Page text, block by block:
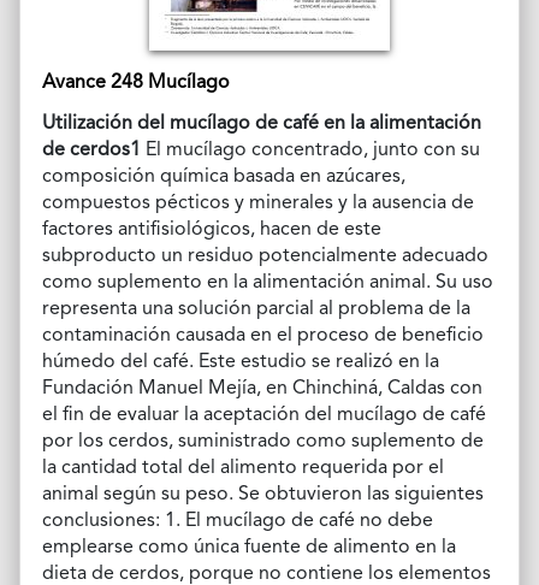
Avance 248 Mucílago
Utilización del mucílago de café en la alimentación
de cerdos1
El mucílago concentrado, junto con su
composición química basada en azúcares,
compuestos pécticos y minerales y la ausencia de
factores antifisiológicos, hacen de este
subproducto un residuo potencialmente adecuado
como suplemento en la alimentación animal. Su uso
representa una solución parcial al problema de la
contaminación causada en el proceso de beneficio
húmedo del café. Este estudio se realizó en la
Fundación Manuel Mejía, en Chinchiná, Caldas con
el fin de evaluar la aceptación del mucílago de café
por los cerdos, suministrado como suplemento de
la cantidad total del alimento requerida por el
animal según su peso. Se obtuvieron las siguientes
conclusiones: 1. El mucílago de café no debe
emplearse como única fuente de alimento en la
dieta de cerdos, porque no contiene los elementos